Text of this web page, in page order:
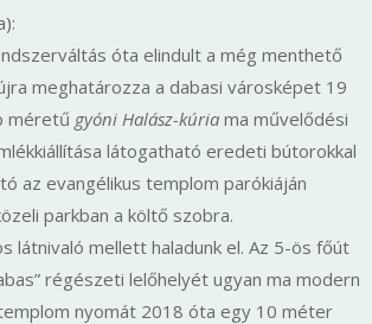
óta elindult a még menthető
meghatározza a dabasi városképet 19
méretű gyóni Halász-kúria ma művelődési
látogatható eredeti bútorokkal
az evangélikus templom parókiáján
parkban a költő szobra.
látnivaló mellett haladunk el. Az 5-ös főút
régészeti lelőhelyét ugyan ma modern
nyomát 2018 óta egy 10 méter